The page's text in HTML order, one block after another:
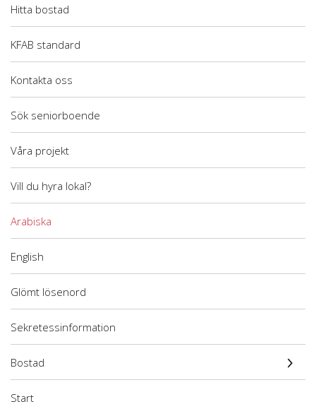
Hitta bostad
KFAB standard
Kontakta oss
Sök seniorboende
Våra projekt
Vill du hyra lokal?
Arabiska
English
Glömt lösenord
Sekretessinformation
Bostad
Start